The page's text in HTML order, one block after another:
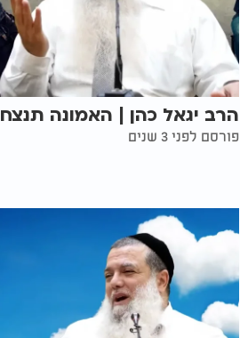
הרב יגאל כהן | האמונה תנצח
פורסם לפני 3 שנים